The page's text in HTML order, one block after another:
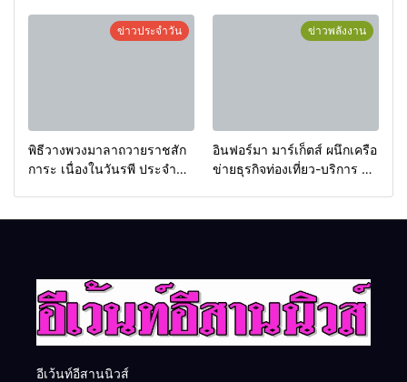
เกียรติยศแห่งการเสียสละ”
ข่าวประจำวัน
พิธีวางพวงมาลาถวายราชสัก
การะ เนื่องในวันรพี ประจำปี
ข่าวพลังงาน
อินฟอร์มา มาร์เก็ตส์ ผนึกเครือ
ข่ายธุรกิจท่องเที่ยว-บริการ จัด
อีเว้นท์อีสานนิวส์